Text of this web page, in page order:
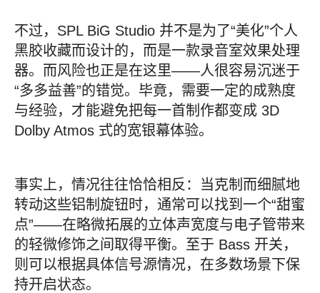
不过，SPL BiG Studio 并不是为了“美化”个人
黑胶收藏而设计的，而是一款录音室效果处理
器。而风险也正是在这里——人很容易沉迷于
“多多益善”的错觉。毕竟，需要一定的成熟度
与经验，才能避免把每一首制作都变成 3D
Dolby Atmos 式的宽银幕体验。
事实上，情况往往恰恰相反：当克制而细腻地
转动这些铝制旋钮时，通常可以找到一个“甜蜜
点”——在略微拓展的立体声宽度与电子管带来
的轻微修饰之间取得平衡。至于 Bass 开关，
则可以根据具体信号源情况，在多数场景下保
持开启状态。